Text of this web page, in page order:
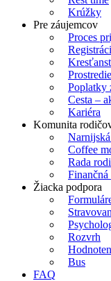
Krúžky
Pre záujemcov
Proces
Poplatky
Cesta –
Kariéra
Komunita
Coffee
Rada
Žiacka podpora
Rozvrh
Bus
FAQ